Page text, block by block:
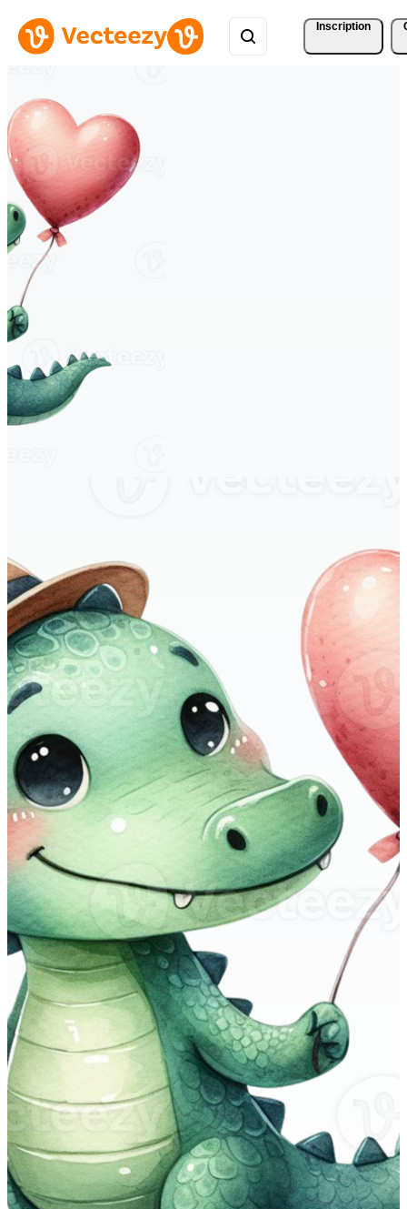
Inscription